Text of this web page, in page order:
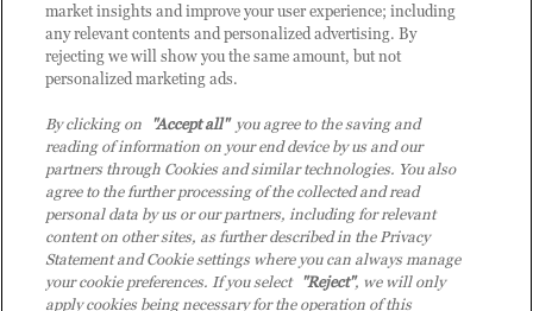
© 2026 TD SYNNEX Italy S.r.l. - Sede legale: via Luigi Russolo 9, 20138 Milano
market insights and improve your user experience; including
any relevant contents and personalized advertising. By
rejecting we will show you the same amount, but not
personalized marketing ads.
By clicking on "Accept all"you agree to the saving and
reading of information on your end device by us and our
partners through Cookies and similar technologies. You also
agree to the further processing of the collected and read
personal data by us or our partners, including for relevant
content on other sites, as further described in the Privacy
Statement and Cookie settings where you can always manage
your cookie preferences. If you select "Reject", we will only
apply cookies being necessary for the operation of this